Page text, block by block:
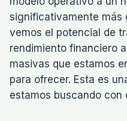
significativamente más
vemos el potencial de
rendimiento financiero
masivas que estamos
para ofrecer. Esta es
estamos buscando con